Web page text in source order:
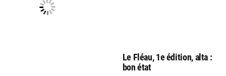
Le Fléau, 1e édition, alta :
bon état